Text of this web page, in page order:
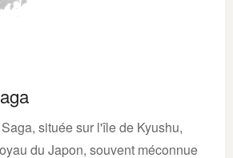
située sur l'île de Kyushu,
du Japon, souvent méconnue